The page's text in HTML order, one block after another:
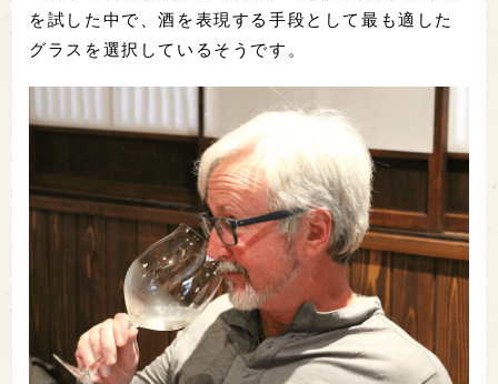
を試した中で、酒を表現する手段として最も適した
グラスを選択しているそうです。